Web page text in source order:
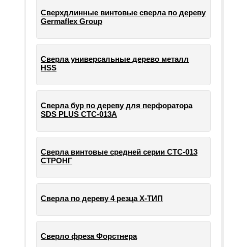
Сверхдлинные винтовые сверла по дереву
Germaflex Group
Сверла универсальные дерево металл
HSS
Cверла бур по дереву для перфоратора
SDS PLUS СТС-013А
Сверла винтовые средней серии СТС-013
СТРОНГ
Сверла по дереву 4 резца Х-ТИП
Сверло фреза Форстнера